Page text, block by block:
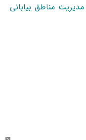
مناطق بیابانی